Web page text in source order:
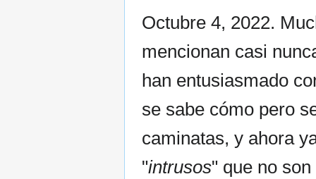
Octubre 4, 2022.
mencionan casi
han entusiasmado
se sabe cómo pero
caminatas, y ahora
"intrusos" que no